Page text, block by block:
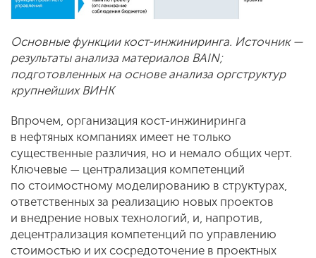
Основные функции кост-инжиниринга. Источник —
результаты анализа материалов BAIN;
подготовленных на основе анализа оргструктур
крупнейших ВИНК
Впрочем, организация кост-инжиниринга
в нефтяных компаниях имеет не только
существенные различия, но и немало общих черт.
Ключевые — централизация компетенций
по стоимостному моделированию в структурах,
ответственных за реализацию новых проектов
и внедрение новых технологий, и, напротив,
децентрализация компетенций по управлению
стоимостью и их сосредоточение в проектных